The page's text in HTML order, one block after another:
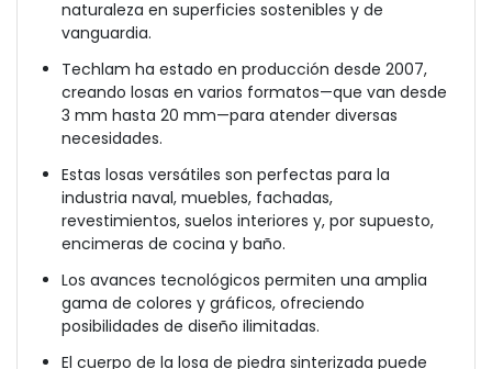
naturaleza en superficies sostenibles y de
vanguardia.
Techlam ha estado en producción desde 2007,
creando losas en varios formatos—que van desde
3 mm hasta 20 mm—para atender diversas
necesidades.
Estas losas versátiles son perfectas para la
industria naval, muebles, fachadas,
revestimientos, suelos interiores y, por supuesto,
encimeras de cocina y baño.
Los avances tecnológicos permiten una amplia
gama de colores y gráficos, ofreciendo
posibilidades de diseño ilimitadas.
El cuerpo de la losa de piedra sinterizada puede